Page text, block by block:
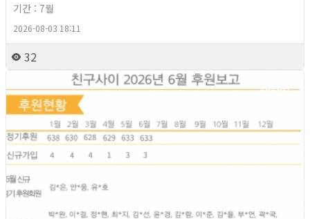
기간 : 7월
2026-08-03 18:11
32
2026년